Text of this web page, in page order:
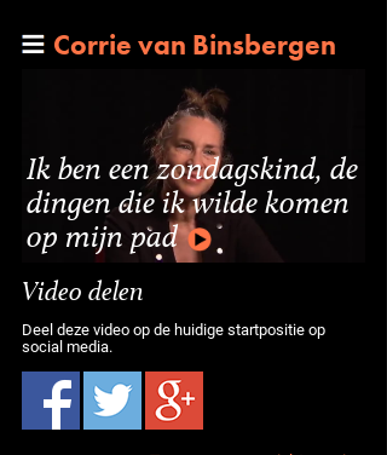
Corrie van Binsbergen
Ik ben een zondagskind, de
dingen die ik wilde komen
op mijn pad
Video delen
Deel deze video op de huidige startpositie op
social media.